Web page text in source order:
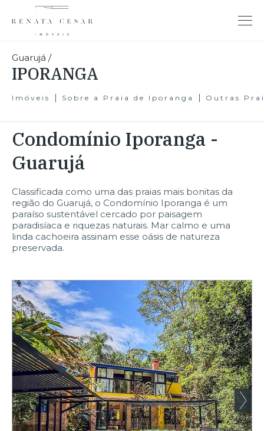
Guarujá /
IPORANGA
Imóveis Sobre a Praia de Iporanga Outras
Condomínio Iporanga -
Guarujá
Classificada como uma das praias mais bonitas da
região do Guarujá, o Condomínio Iporanga é um
paraíso sustentável cercado por paisagem
paradisíaca e riquezas naturais. Mar calmo e uma
linda cachoeira assinam esse oásis de natureza
preservada.